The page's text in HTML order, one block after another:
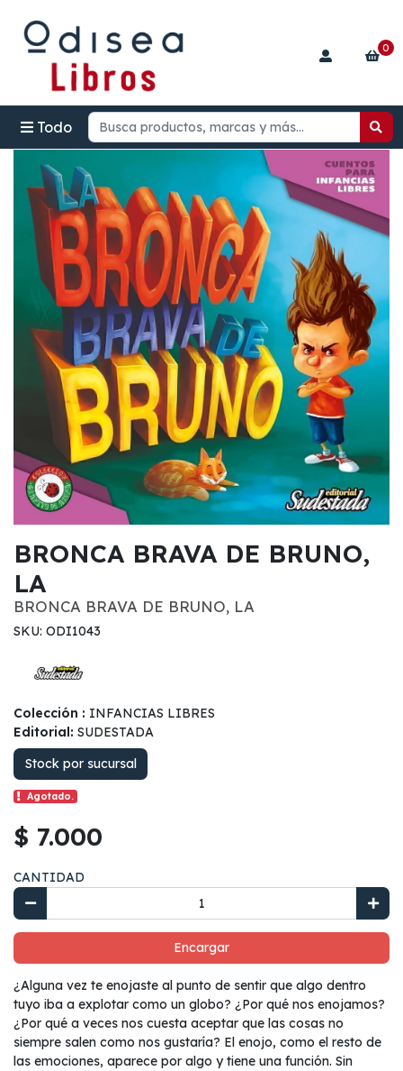
Todo
0
BRONCA BRAVA DE BRUNO,
LA
BRONCA BRAVA DE BRUNO, LA
SKU: ODI1043
Colección : INFANCIAS LIBRES
Editorial: SUDESTADA
Stock por sucursal
Agotado.
$ 7.000
CANTIDAD
Encargar
¿Alguna vez te enojaste al punto de sentir que algo dentro
tuyo iba a explotar como un globo? ¿Por qué nos enojamos?
¿Por qué a veces nos cuesta aceptar que las cosas no
siempre salen como nos gustaría? El enojo, como el resto de
las emociones, aparece por algo y tiene una función. Sin